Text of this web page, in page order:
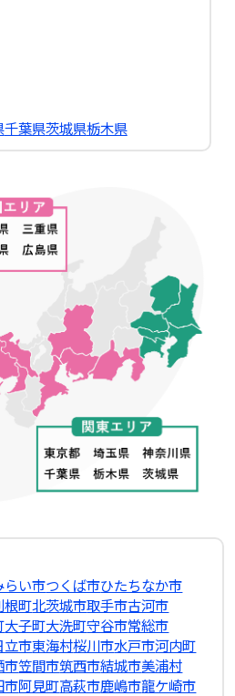
千葉県茨城県栃木県
らい市つくば市ひたちなか市
根町北茨城市取手市古河市
大子町大洗町守谷市常総市
立市東海村桜川市水戸市河内町
市笠間市筑西市結城市美浦村
市阿見町高萩市鹿嶋市龍ケ崎市